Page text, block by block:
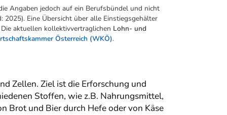
Angaben jedoch auf ein Berufsbündel und nicht
Eine Übersicht über alle Einstiegsgehälter
Die aktuellen kollektivvertraglichen Lohn- und
Österreich (WKÖ).
Zellen. Ziel ist die Erforschung und
Stoffen, wie z.B. Nahrungsmittel,
Brot und Bier durch Hefe oder von Käse